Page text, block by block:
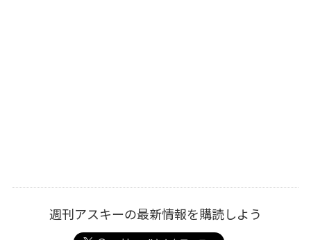
週刊アスキーの最新情報を購読しよう